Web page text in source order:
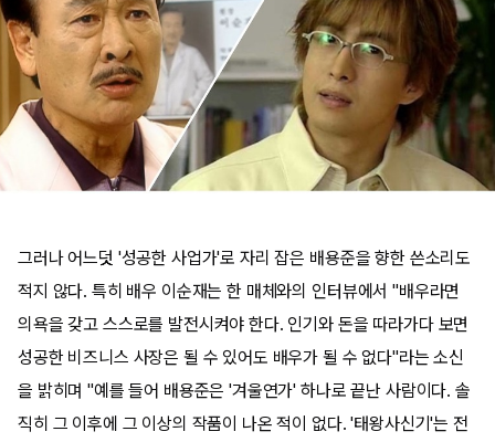
그러나 어느덧 '성공한 사업가'로 자리 잡은 배용준을 향한 쓴소리도
적지 않다. 특히 배우 이순재는 한 매체와의 인터뷰에서 "배우라면
의욕을 갖고 스스로를 발전시켜야 한다. 인기와 돈을 따라가다 보면
성공한 비즈니스 사장은 될 수 있어도 배우가 될 수 없다"라는 소신
을 밝히며 "예를 들어 배용준은 '겨울연가' 하나로 끝난 사람이다. 솔
직히 그 이후에 그 이상의 작품이 나온 적이 없다. '태왕사신기'는 전